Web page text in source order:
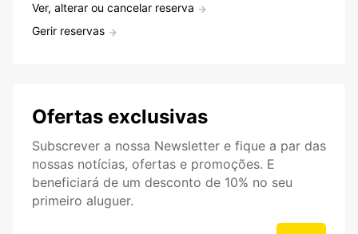
Ver, alterar ou cancelar reserva
Gerir reservas
Ofertas exclusivas
Subscrever a nossa Newsletter e fique a par das
nossas notícias, ofertas e promoções. E
beneficiará de um desconto de 10% no seu
primeiro aluguer.